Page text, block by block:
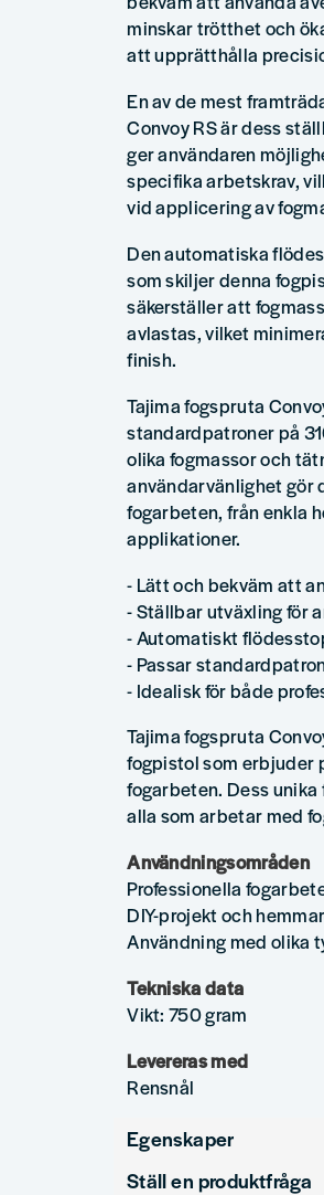
minskar trötthet och
att upprätthålla
En av de mest
Convoy RS är dess
ger användaren
specifika arbetskrav,
vid applicering av
Den automatiska
som skiljer denna
säkerställer att
avlastas, vilket
finish.
Tajima fogspruta
standardpatroner på
olika fogmassor och
användarvänlighet gör
fogarbeten, från enkla
applikationer.
- Lätt och bekväm att
- Ställbar utväxling för
- Automatiskt
- Passar
- Idealisk för både
Tajima fogspruta
fogpistol som erbjuder
fogarbeten. Dess
alla som arbetar med
Användningsområden
Professionella
DIY-projekt och
Användning med olika
Tekniska data
Vikt: 750 gram
Levereras med
Rensnål
Egenskaper
Produkttyp
Ställ en produktfråga